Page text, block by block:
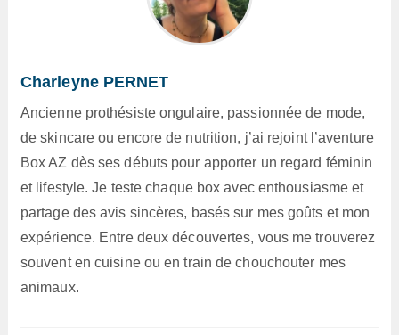
Charleyne PERNET
Ancienne prothésiste ongulaire, passionnée de mode,
de skincare ou encore de nutrition, j’ai rejoint l’aventure
Box AZ dès ses débuts pour apporter un regard féminin
et lifestyle. Je teste chaque box avec enthousiasme et
partage des avis sincères, basés sur mes goûts et mon
expérience. Entre deux découvertes, vous me trouverez
souvent en cuisine ou en train de chouchouter mes
animaux.